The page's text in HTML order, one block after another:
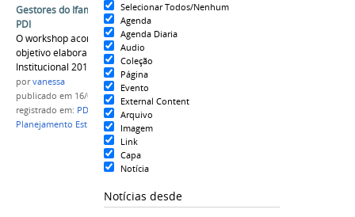
Selecionar Todos/Nenhum
Agenda
Agenda Diaria
Audio
Coleção
Página
Evento
External Content
Arquivo
Imagem
Link
Capa
Notícia
Notícias desde
Gestores do Ifam participam de workshop sobre
PDI
O workshop acontece em Manaus e tem como
objetivo elaborar o Plano de Desenvolvimento
Institucional 2019/2023.
porvanessa
publicado em 16/04/2019
registrado em: PDI IFAM Planejamento IFAM
Planejamento Estratégico
, Metas